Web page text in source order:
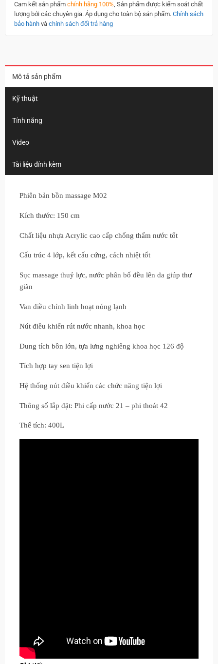
Cam kết sản phẩm chính hãng 100%, Sản phẩm được kiểm soát chất
lượng bởi các chuyên gia. Áp dụng cho toàn bộ sản phẩm. Chính sách
bảo hành và chính sách đổi trả hàng
Mô tả sản phẩm
Kỹ thuật
Tính năng
Video
Tài liệu đính kèm
Phiên bản bồn massage M02
Kích thước: 150 cm
Chất liệu nhựa Acrylic cao cấp chống thấm nước tốt
Cấu trúc 4 lớp, kết cấu cứng, cách nhiệt tốt
Sục massage thuỷ lực, nước phân bố đều lên da giúp thư
giãn
Van điều chỉnh linh hoạt nóng lạnh
Nút điều khiển rút nước nhanh, khoa học
Dung tích bồn lớn, tựa lưng nghiêng khoa học 126 độ
Tích hợp tay sen tiện lợi
Hệ thống nút điều khiển các chức năng tiện lợi
Thông số lắp đặt: Phi cấp nước 21 – phi thoát 42
Thể tích: 400L